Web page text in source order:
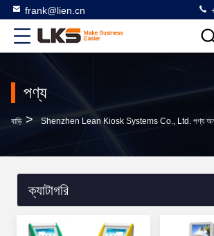
frank@lien.cn
পণ্য
বাড়ি > Shenzhen Lean Kiosk Systems Co., Ltd. পণ্য
ক্যাটাগরি